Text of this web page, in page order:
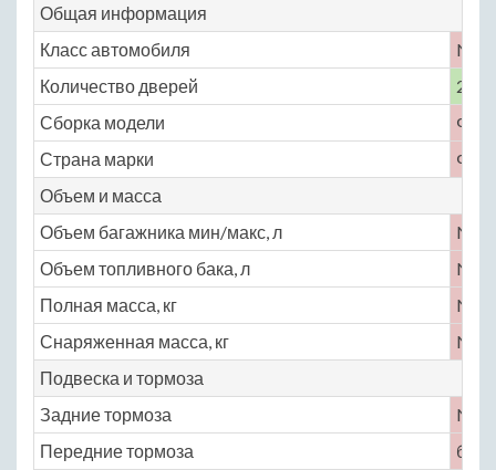
Общая информация
Класс автомобиля
No
Количество дверей
2
Сборка модели
Страна марки
Объем и масса
Объем багажника мин/макс, л
No
Объем топливного бака, л
No
Полная масса, кг
No
Снаряженная масса, кг
No
Подвеска и тормоза
Задние тормоза
No
Передние тормоза